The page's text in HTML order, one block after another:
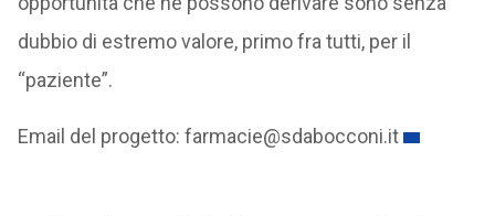
dubbio di estremo valore, primo fra tutti, per il
“paziente”.
Email del progetto: farmacie@sdabocconi.it